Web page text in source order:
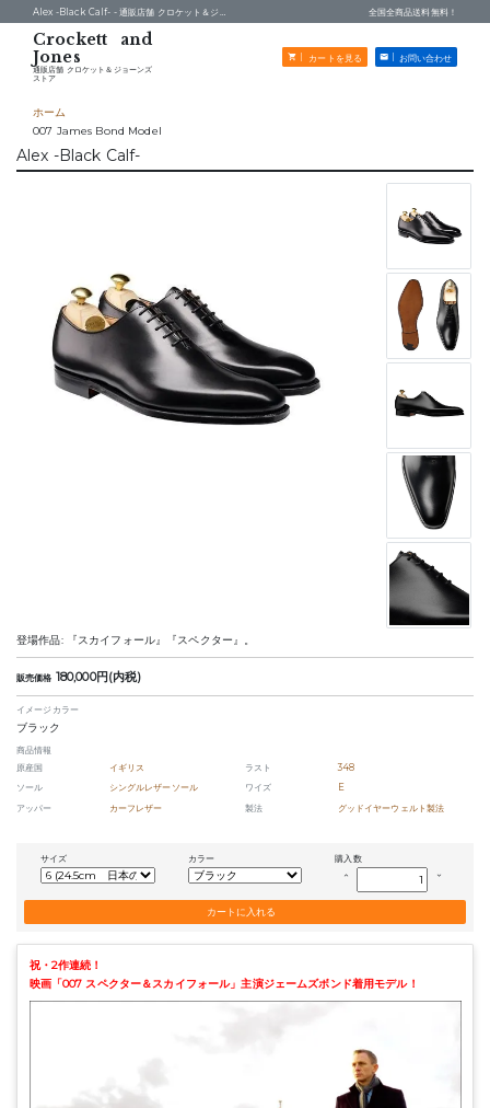
通販店舗 クロケット＆ジョーンズ
ストア
カートを見る お問い合わせ
Alex -Black Calf- - 通販店舗 クロケット＆ジョーンズストア 全国全商品送料無料！
ホーム
007 James Bond Model
Alex -Black Calf-
登場作品: 『スカイフォール』『スペクター』。
販売価格 180,000円(内税)
イメージカラー
ブラック
商品情報
原産国
イギリス ラスト
348
ソール
シングルレザーソール ワイズ
E
アッパー
カーフレザー 製法 グッドイヤーウェルト製法
サイズ カラー 購入数
keyboard_arrow_up keyboard_arrow_down
祝・2作連続！
映画「007 スペクター＆スカイフォール」主演ジェームズボンド着用モデル！